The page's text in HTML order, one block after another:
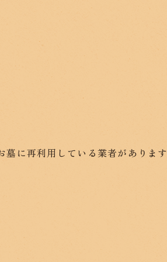
墓に再利用している業者がありま